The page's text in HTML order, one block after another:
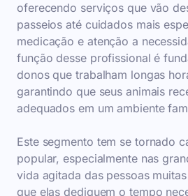
oferecendo serviços que vão
passeios até cuidados mais
medicação e atenção a
função desse profissional é
donos que trabalham longas
garantindo que seus animais
adequados em um ambiente
Este segmento tem se tornado
popular, especialmente nas
vida agitada das pessoas
que elas dediquem o tempo